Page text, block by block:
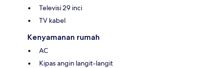
Televisi 29 inci
TV kabel
Kenyamanan rumah
AC
Kipas angin langit-langit